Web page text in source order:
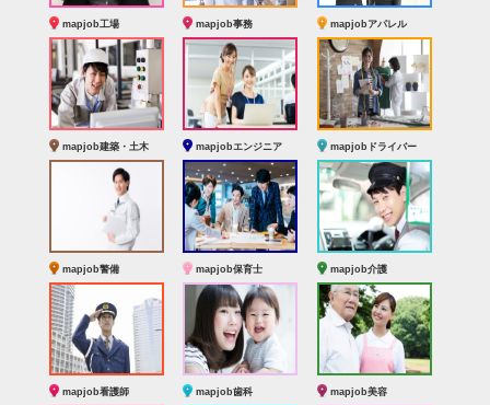
mapjob工場 mapjob事務 mapjobアパレル
mapjob建築・土木 mapjobエンジニア mapjobドライバー
mapjob警備 mapjob保育士 mapjob介護
mapjob看護師 mapjob歯科 mapjob美容